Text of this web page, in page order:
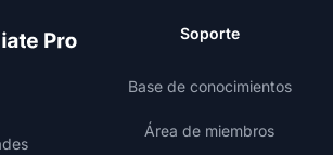
Soporte
Base de conocimientos
Área de miembros